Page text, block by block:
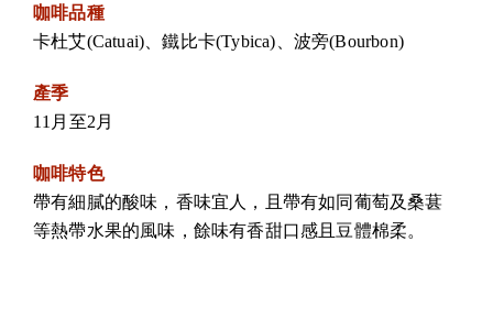
咖啡品種
卡杜艾(Catuai)、鐵比卡(Tybica)、波旁(Bourbon)
產季
11月至2月
咖啡特色
帶有細膩的酸味，香味宜人，且帶有如同葡萄及桑葚
等熱帶水果的風味，餘味有香甜口感且豆體棉柔。